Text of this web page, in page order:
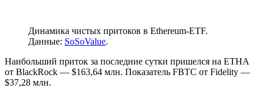
Динамика чистых притоков в Ethereum-ETF.
Данные: SoSoValue.
Наибольший приток за последние сутки пришелся на ETHA
от BlackRock — $163,64 млн. Показатель FBTC от Fidelity —
$37,28 млн.